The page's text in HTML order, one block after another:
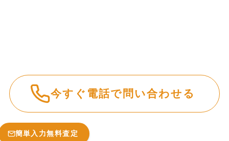
今すぐ電話で問い合わせる
簡単入力無料査定